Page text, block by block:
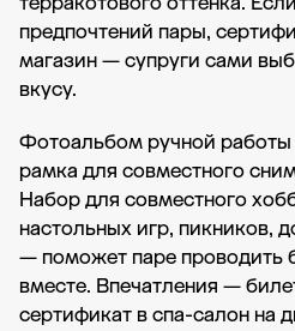
предпочтений пары,
магазин — супруги сами
вкусу.
Фотоальбом ручной
рамка для совместного
Набор для совместного
настольных игр, пикников,
— поможет паре проводить
вместе. Впечатления —
сертификат в спа-салон на